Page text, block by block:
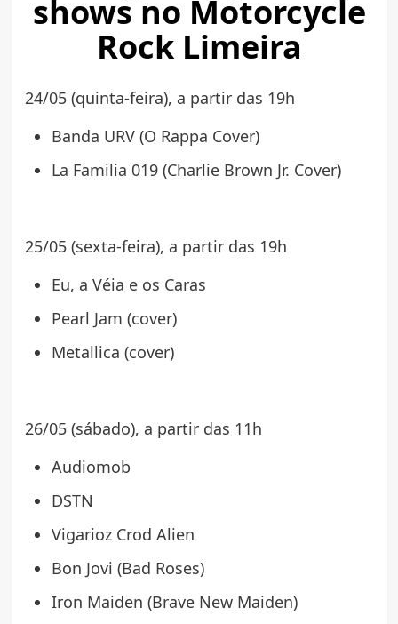
shows no Motorcycle
Rock Limeira
24/05 (quinta-feira), a partir das 19h
Banda URV (O Rappa Cover)
La Familia 019 (Charlie Brown Jr. Cover)
25/05 (sexta-feira), a partir das 19h
Eu, a Véia e os Caras
Pearl Jam (cover)
Metallica (cover)
26/05 (sábado), a partir das 11h
Audiomob
DSTN
Vigarioz Crod Alien
Bon Jovi (Bad Roses)
Iron Maiden (Brave New Maiden)